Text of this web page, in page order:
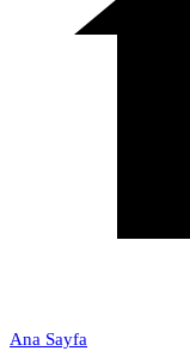
Ana Sayfa